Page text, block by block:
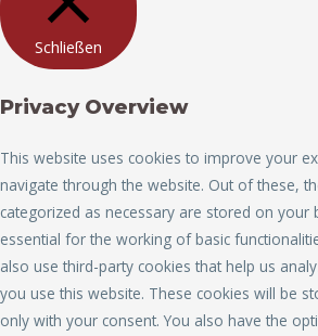
Schließen
Privacy Overview
This website uses cookies to improve your
navigate through the website. Out of these,
categorized as necessary are stored on your
essential for the working of basic
also use third-party cookies that help us
you use this website. These cookies will be
only with your consent. You also have the